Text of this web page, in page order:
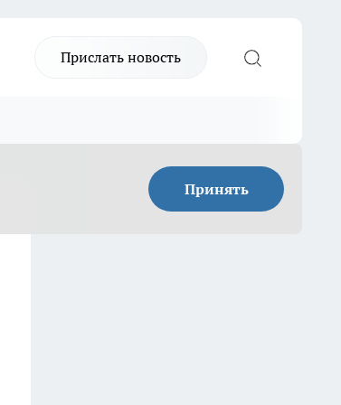
Прислать новость
Принять